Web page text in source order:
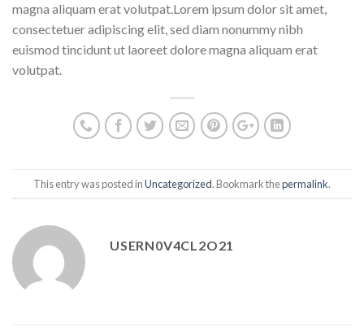
magna aliquam erat volutpat.Lorem ipsum dolor sit amet,
consectetuer adipiscing elit, sed diam nonummy nibh
euismod tincidunt ut laoreet dolore magna aliquam erat
volutpat.
This entry was posted inUncategorized. Bookmark thepermalink.
USERN0V4CL2O21